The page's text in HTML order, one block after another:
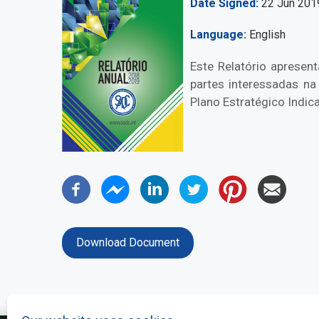
Date Signed 22 Jun
Language English
Este Relatório
partes interessadas
Plano Estratégico
Download Document